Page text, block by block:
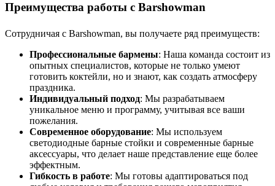
Преимущества работы с Barshowman
Сотрудничая с Barshowman, вы получаете ряд преимуществ:
Профессиональные бармены: Наша команда состоит из
опытных специалистов, которые не только умеют
готовить коктейли, но и знают, как создать атмосферу
праздника.
Индивидуальный подход: Мы разрабатываем
уникальное меню и программу, учитывая все ваши
пожелания.
Современное оборудование: Мы используем
светодиодные барные стойки и современные барные
аксессуары, что делает наше представление еще более
эффектным.
Гибкость в работе: Мы готовы адаптироваться под